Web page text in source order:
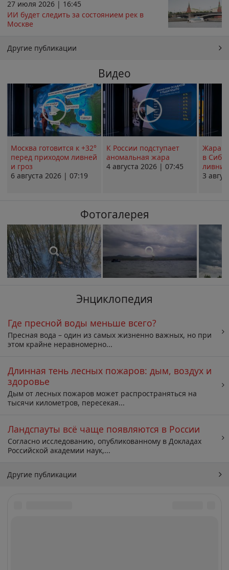
27 июля 2026 | 16:45
ИИ будет следить за состоянием рек в
Москве
Другие публикации
Видео
Москва готовится к +32°
перед приходом ливней
и гроз
6 августа 2026 | 07:19
К России подступает
аномальная жара
4 августа 2026 | 07:45
Жара в
в
ливни
3
Фотогалерея
Энциклопедия
Где пресной воды меньше всего?
Пресная вода – один из самых жизненно важных, но при
этом крайне неравномерно...
Длинная тень лесных пожаров: дым, воздух и
здоровье
Дым от лесных пожаров может распространяться на
тысячи километров, пересекая...
Ландспауты всё чаще появляются в России
Согласно исследованию, опубликованному в Докладах
Российской академии наук,...
Другие публикации